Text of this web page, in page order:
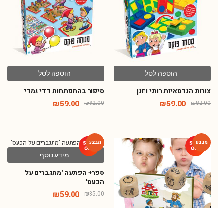
הוספה לסל
צורות הנדסאיות רותי וחנן
₪82.00
₪59.00
הוספה לסל
סיפור בהתפתחות דדי גמדי
₪82.00
₪59.00
מידע נוסף
ספר+ הפתעה 'מתגברים על
הכעס'
₪85.00
₪59.00